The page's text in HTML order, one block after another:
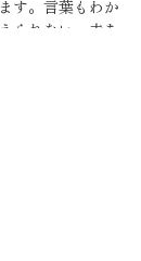
す。言葉もわか
られない、赤ち